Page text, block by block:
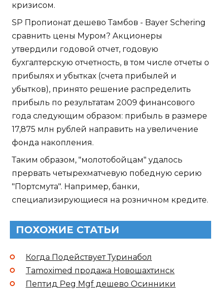
кризисом.
SP Пропионат дешево Тамбов - Bayer Schering
сравнить цены Муром? Акционеры
утвердили годовой отчет, годовую
бухгалтерскую отчетность, в том числе отчеты о
прибылях и убытках (счета прибылей и
убытков), принято решение распределить
прибыль по результатам 2009 финансового
года следующим образом: прибыль в размере
17,875 млн рублей направить на увеличение
фонда накопления.
Таким образом, "молотобойцам" удалось
прервать четырехматчевую победную серию
"Портсмута". Например, банки,
специализирующиеся на розничном кредите.
ПОХОЖИЕ СТАТЬИ
Когда Подействует Туринабол
Tamoximed продажа Новошахтинск
Пептид Peg Mgf дешево Осинники